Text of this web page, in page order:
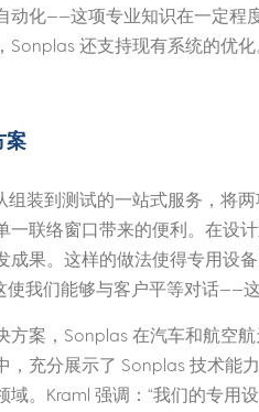
动化——这项专业知识在一定程
Sonplas 还支持现有系统的优化
案
组装到测试的一站式服务，将
一联络窗口带来的便利。在设
成果。这样的做法使得专用设
使我们能够与客户平等对话——
方案，Sonplas 在汽车和航空
，充分展示了 Sonplas 技术能
域。Kraml 强调：“我们的专用